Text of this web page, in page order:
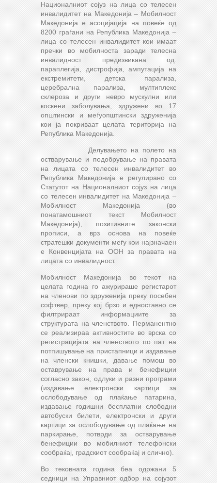
Националниот сојуз на лица со телесен
инвалидитет на Македонија – Мобилност
Македонија е асоцијација на повеќе од
8200 граѓани на Република Македонија –
лица со телесен инвалидитет кои имаат
пречки во мобилноста заради телесна
инвалидност предизвикана од:
параплегија, дистрофија, ампутација на
екстремитети, детска парализа,
церебрална парализа, мултиплекс
склероза и други невро мускулни или
коскени заболувања, здружени во 17
општински и меѓуопштински здруженија
кои ја покриваат целата територија на
Република Македонија.
Делувањето на полето на
остварување и подобрување на правата
на лицата со телесен инвалидитет во
Република Македонија е регулирано со
Статутот на Националниот сојуз на лица
со телесен инвалидитет на Македонија –
Мобилност Македонија (во
понатамошниот текст Мобилност
Македонија), позитивните законски
прописи, а врз основа на повеќе
стратешки документи меѓу кои најзначаен
е Конвенцијата на ООН за правата на
лицата со инвалидност.
Мобилност Македонија во текот на
целата година го ажурираше регистарот
на членови по здруженија преку посебен
софтвер, преку кој брзо и едноставно се
филтрираат информациите за
структурата на членството. Перманентно
се реализираа активностите во врска со
регистрацијата на членството по пат на
потпишување на пристапници и издавање
на членски книшки, давање помош во
оставрување на права и бенефиции
согласно закон, одлуки и разни програми
(издавање електронски картици за
ослободување од плаќање патарина,
издавање годишни бесплатни слободни
автобуски билети, електронски и други
картици за ослободување од плаќање на
паркирање, потврди за остварување
бенефиции во мобилниот телефонски
сообраќај, градскиот сообраќај и слично).
Во тековната година беа одржани 5
седници на Управниот одбор на сојузот